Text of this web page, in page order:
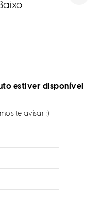
estiver disponível
te avisar :)